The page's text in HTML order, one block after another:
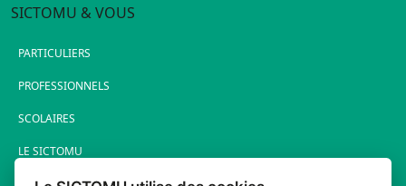
SICTOMU & VOUS
PARTICULIERS
PROFESSIONNELS
SCOLAIRES
LE SICTOMU